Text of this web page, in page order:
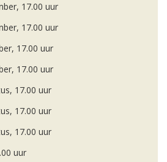
17.00 uur
17.00 uur
17.00 uur
17.00 uur
17.00 uur
17.00 uur
17.00 uur
uur